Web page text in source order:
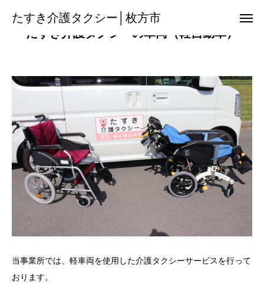
たすき介護タクシー│枚方市
たすき介護タクシーの車両（軽自動車）
当事業所では、軽車両を使用した介護タクシーサービスを行って
おります。
たすき介護タクシー│枚方市
08085017013 友だち追加
搬 送 機 材
空港送迎サービス
保 険 外 サ ー ビ ス
料金のご案内
各関係機関の方へ